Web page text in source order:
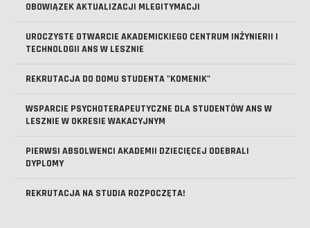
OBOWIĄZEK AKTUALIZACJI MLEGITYMACJI
UROCZYSTE OTWARCIE AKADEMICKIEGO CENTRUM INŻYNIERII I
TECHNOLOGII ANS W LESZNIE
REKRUTACJA DO DOMU STUDENTA "KOMENIK"
WSPARCIE PSYCHOTERAPEUTYCZNE DLA STUDENTÓW ANS W
LESZNIE W OKRESIE WAKACYJNYM
PIERWSI ABSOLWENCI AKADEMII DZIECIĘCEJ ODEBRALI
DYPLOMY
REKRUTACJA NA STUDIA ROZPOCZĘTA!